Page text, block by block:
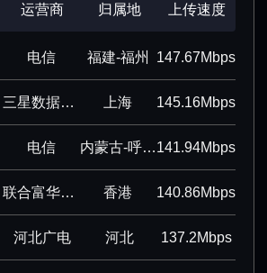
运营商 归属地 上传速度
电信 福建-福州 147.67Mbps
三星数据系统（）有限公司 上海 145.16Mbps
电信 内蒙古-呼和浩特141.94Mbps
联合富华数码科技有限公司 香港 140.86Mbps
河北广电 河北 137.2Mbps